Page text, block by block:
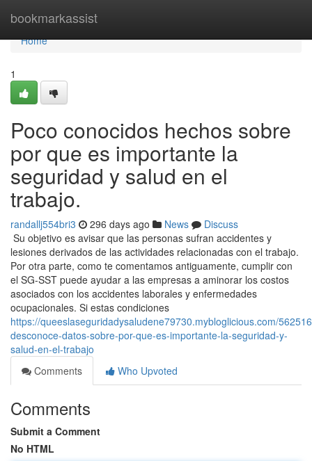
bookmarkassist
Home
Home
1
Poco conocidos hechos sobre
por que es importante la
seguridad y salud en el
trabajo.
randallj554bri3 296 days ago News
Discuss
Su objetivo es avisar que las personas sufran accidentes y
lesiones derivados de las actividades relacionadas con el trabajo.
Por otra parte, como te comentamos antiguamente, cumplir con
el SG-SST puede ayudar a las empresas a aminorar los costos
asociados con los accidentes laborales y enfermedades
ocupacionales. Si estas condiciones
https://queeslaseguridadysaludene79730.mybloglicious.com/
desconoce-datos-sobre-por-que-es-importante-la-seguridad-y-
salud-en-el-trabajo
Comments
Who Upvoted
Comments
Submit a Comment
No HTML